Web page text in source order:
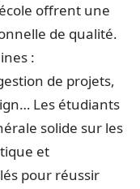
offrent une
de qualité.
:
de projets,
Les étudiants
solide sur les
et
pour réussir